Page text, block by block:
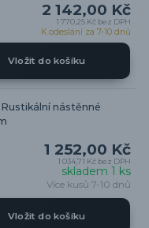
2 142,00 Kč
1 770,25 Kč bez DPH
K odeslání za 7-10 dnů
Vložit do košíku
Rustikální nástěnné
1 252,00 Kč
1 034,71 Kč bez DPH
skladem 1 ks
Více kusů 7-10 dnů
Vložit do košíku